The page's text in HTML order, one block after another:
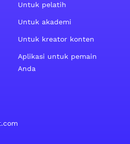
Untuk pelatih
Untuk akademi
Untuk kreator konten
Aplikasi untuk pemain
Anda